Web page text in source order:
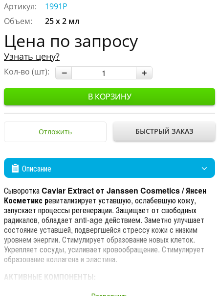
Артикул:
1991P
Объем:
25 х 2 мл
Цена по запросу
Узнать цену?
Кол-во (шт):
В КОРЗИНУ
Отложить БЫСТРЫЙ ЗАКАЗ
Описание
СывороткаCaviar Extract от Janssen Cosmetics / Янсен
Косметикс ревитализирует уставшую, ослабевшую кожу,
запускает процессы регенерации. Защищает от свободных
радикалов, обладает anti-age действием. Заметно улучшает
состояние уставшей, подвергшейся стрессу кожи с низким
уровнем энергии. Стимулирует образование новых клеток.
Укрепляет сосуды, усиливает кровообращение. Стимулирует
образование коллагена и эластина.
АКТИВНЫЕ КОМПОНЕНТЫ: